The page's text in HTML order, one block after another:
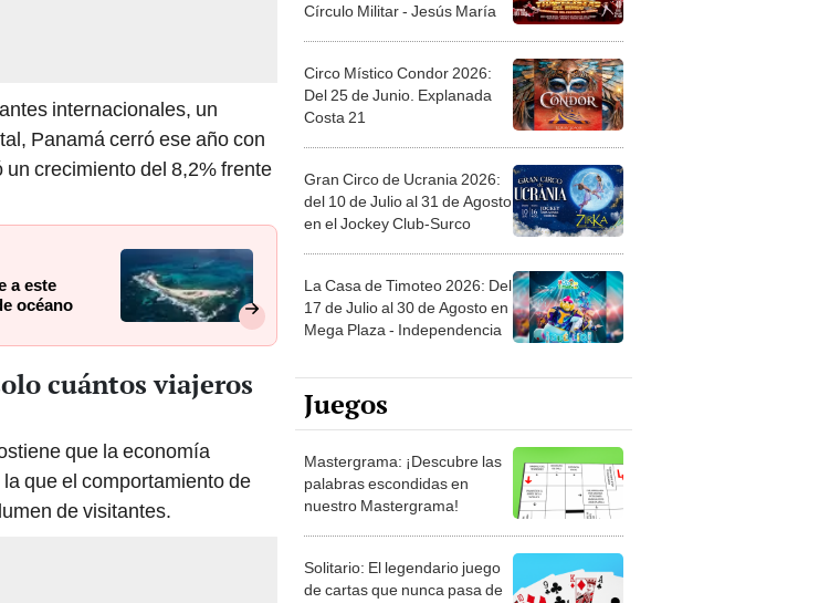
internacionales, un
Panamá cerró ese año con
crecimiento del 8,2% frente
a este
océano
cuántos viajeros
que la economía
que el comportamiento de
de visitantes.
Círculo Militar - Jesús María
Circo Místico Condor 2026:
Del 25 de Junio. Explanada
Costa 21
Gran Circo de Ucrania 2026:
del 10 de Julio al 31 de Agosto
en el Jockey Club-Surco
La Casa de Timoteo 2026: Del
17 de Julio al 30 de Agosto en
Mega Plaza - Independencia
Juegos
Mastergrama: ¡Descubre las
palabras escondidas en
nuestro Mastergrama!
Solitario: El legendario juego
de cartas que nunca pasa de